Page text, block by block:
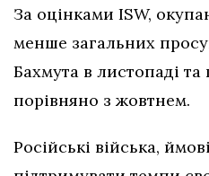
За оцінками ISW,
менше загальних
Бахмута в листопаді та
порівняно з жовтнем.
Російські війська,